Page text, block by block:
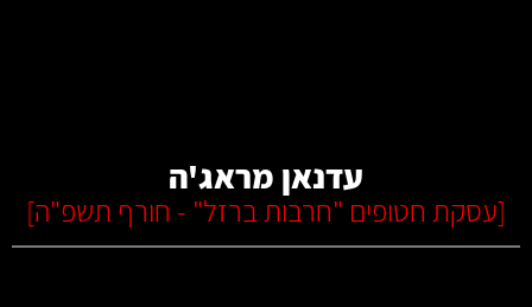
עדנאן מראג'ה
[עסקת חטופים "חרבות ברזל" - חורף תשפ"ה]